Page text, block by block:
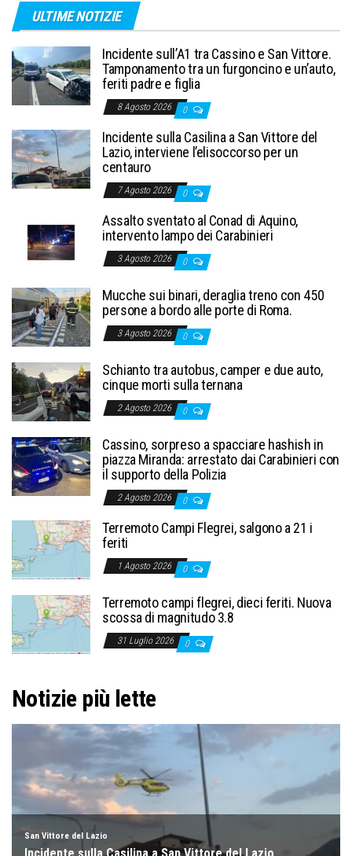
ULTIME NOTIZIE
Incidente sull’A1 tra Cassino e San Vittore.
Tamponamento tra un furgoncino e un’auto,
feriti padre e figlia
8 Agosto 2026 0
Incidente sulla Casilina a San Vittore del
Lazio, interviene l’elisoccorso per un
centauro
7 Agosto 2026 0
Assalto sventato al Conad di Aquino,
intervento lampo dei Carabinieri
3 Agosto 2026 0
Mucche sui binari, deraglia treno con 450
persone a bordo alle porte di Roma.
3 Agosto 2026 0
Schianto tra autobus, camper e due auto,
cinque morti sulla ternana
2 Agosto 2026 0
Cassino, sorpreso a spacciare hashish in
piazza Miranda: arrestato dai Carabinieri con
il supporto della Polizia
2 Agosto 2026 0
Terremoto Campi Flegrei, salgono a 21 i
feriti
1 Agosto 2026 0
Terremoto campi flegrei, dieci feriti. Nuova
scossa di magnitudo 3.8
31 Luglio 2026 0
Notizie più lette